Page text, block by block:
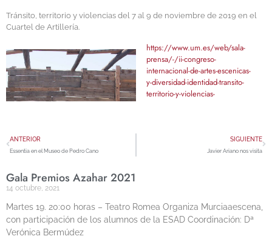
Tránsito, territorio y violencias del 7 al 9 de noviembre de 2019 en el
Cuartel de Artillería.
https://www.um.es/web/sala-
prensa/-/ii-congreso-
internacional-de-artes-escenicas-
y-diversidad-identidad-transito-
territorio-y-violencias-
ANTERIOR
Essentia en el Museo de Pedro Cano
SIGUIENTE
Javier Ariano nos visita
Gala Premios Azahar 2021
14 octubre, 2021
Martes 19. 20:00 horas – Teatro Romea Organiza Murciaaescena,
con participación de los alumnos de la ESAD Coordinación: Dª
Verónica Bermúdez